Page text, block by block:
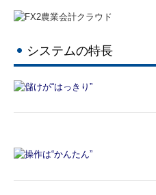
書面添付制度のご紹介
TKCシステムのご紹介
システムの特長